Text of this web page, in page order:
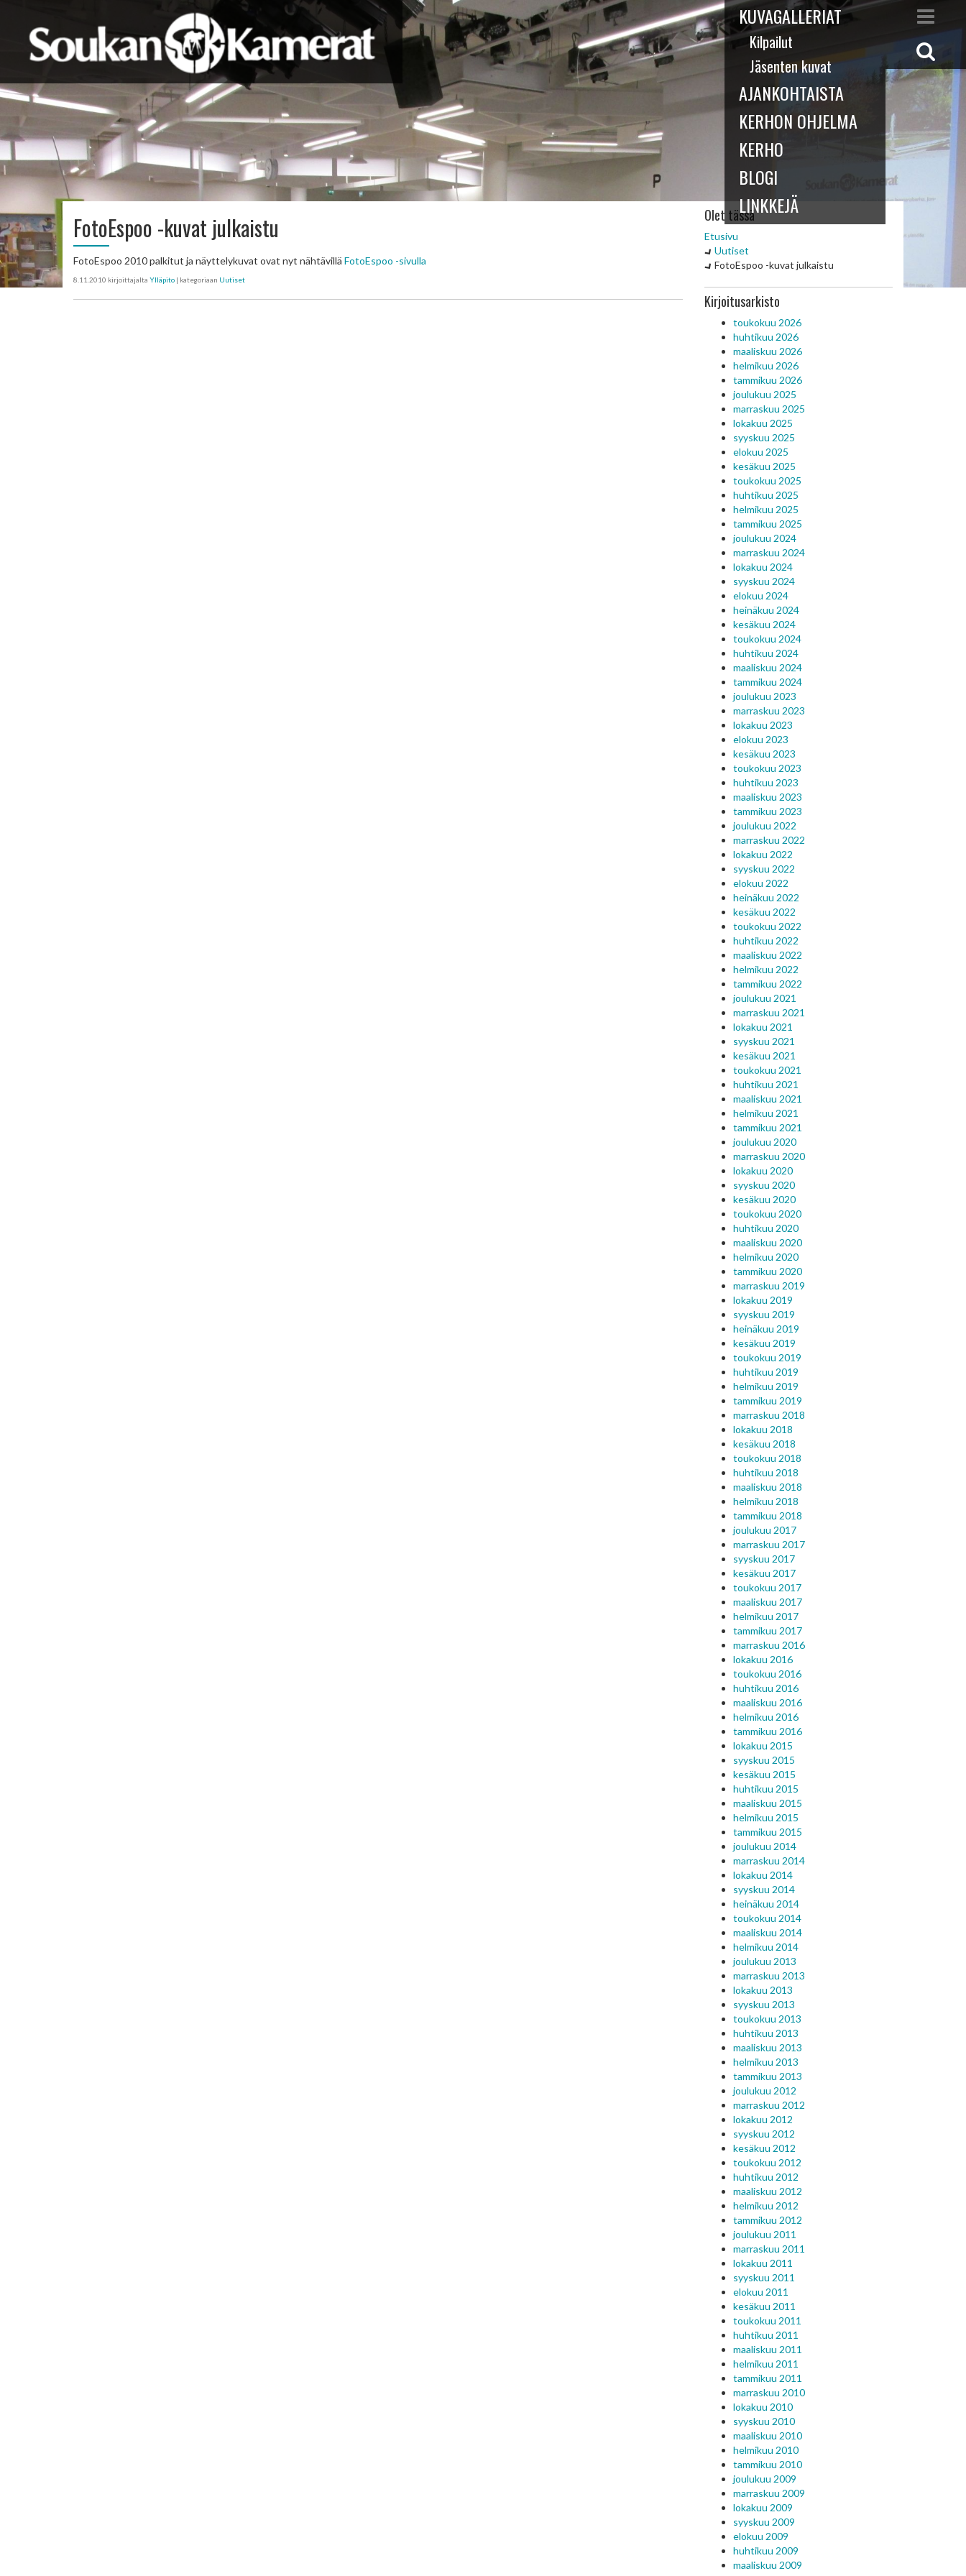
KUVAGALLERIAT
Kilpailut
Jäsenten kuvat
AJANKOHTAISTA
KERHON OHJELMA
KERHO
BLOGI
LINKKEJÄ
FotoEspoo -kuvat julkaistu
FotoEspoo 2010 palkitut ja näyttelykuvat ovat nyt nähtävillä FotoEspoo -sivulla
8.11.2010 kirjoittajalta Ylläpito | kategoriaan Uutiset
Olet tässä
Etusivu
Uutiset
FotoEspoo -kuvat julkaistu
Kirjoitusarkisto
toukokuu 2026
huhtikuu 2026
maaliskuu 2026
helmikuu 2026
tammikuu 2026
joulukuu 2025
marraskuu 2025
lokakuu 2025
syyskuu 2025
elokuu 2025
kesäkuu 2025
toukokuu 2025
huhtikuu 2025
helmikuu 2025
tammikuu 2025
joulukuu 2024
marraskuu 2024
lokakuu 2024
syyskuu 2024
elokuu 2024
heinäkuu 2024
kesäkuu 2024
toukokuu 2024
huhtikuu 2024
maaliskuu 2024
tammikuu 2024
joulukuu 2023
marraskuu 2023
lokakuu 2023
elokuu 2023
kesäkuu 2023
toukokuu 2023
huhtikuu 2023
maaliskuu 2023
tammikuu 2023
joulukuu 2022
marraskuu 2022
lokakuu 2022
syyskuu 2022
elokuu 2022
heinäkuu 2022
kesäkuu 2022
toukokuu 2022
huhtikuu 2022
maaliskuu 2022
helmikuu 2022
tammikuu 2022
joulukuu 2021
marraskuu 2021
lokakuu 2021
syyskuu 2021
kesäkuu 2021
toukokuu 2021
huhtikuu 2021
maaliskuu 2021
helmikuu 2021
tammikuu 2021
joulukuu 2020
marraskuu 2020
lokakuu 2020
syyskuu 2020
kesäkuu 2020
toukokuu 2020
huhtikuu 2020
maaliskuu 2020
helmikuu 2020
tammikuu 2020
marraskuu 2019
lokakuu 2019
syyskuu 2019
heinäkuu 2019
kesäkuu 2019
toukokuu 2019
huhtikuu 2019
helmikuu 2019
tammikuu 2019
marraskuu 2018
lokakuu 2018
kesäkuu 2018
toukokuu 2018
huhtikuu 2018
maaliskuu 2018
helmikuu 2018
tammikuu 2018
joulukuu 2017
marraskuu 2017
syyskuu 2017
kesäkuu 2017
toukokuu 2017
maaliskuu 2017
helmikuu 2017
tammikuu 2017
marraskuu 2016
lokakuu 2016
toukokuu 2016
huhtikuu 2016
maaliskuu 2016
helmikuu 2016
tammikuu 2016
lokakuu 2015
syyskuu 2015
kesäkuu 2015
huhtikuu 2015
maaliskuu 2015
helmikuu 2015
tammikuu 2015
joulukuu 2014
marraskuu 2014
lokakuu 2014
syyskuu 2014
heinäkuu 2014
toukokuu 2014
maaliskuu 2014
helmikuu 2014
joulukuu 2013
marraskuu 2013
lokakuu 2013
syyskuu 2013
toukokuu 2013
huhtikuu 2013
maaliskuu 2013
helmikuu 2013
tammikuu 2013
joulukuu 2012
marraskuu 2012
lokakuu 2012
syyskuu 2012
kesäkuu 2012
toukokuu 2012
huhtikuu 2012
maaliskuu 2012
helmikuu 2012
tammikuu 2012
joulukuu 2011
marraskuu 2011
lokakuu 2011
syyskuu 2011
elokuu 2011
kesäkuu 2011
toukokuu 2011
huhtikuu 2011
maaliskuu 2011
helmikuu 2011
tammikuu 2011
marraskuu 2010
lokakuu 2010
syyskuu 2010
maaliskuu 2010
helmikuu 2010
tammikuu 2010
joulukuu 2009
marraskuu 2009
lokakuu 2009
syyskuu 2009
elokuu 2009
huhtikuu 2009
maaliskuu 2009